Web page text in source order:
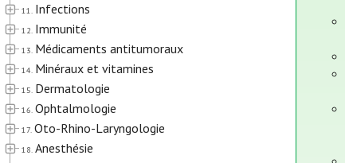
11. Infections
12. Immunité
13. Médicaments antitumoraux
14. Minéraux et vitamines
15. Dermatologie
16. Ophtalmologie
17. Oto-Rhino-Laryngologie
18. Anesthésie